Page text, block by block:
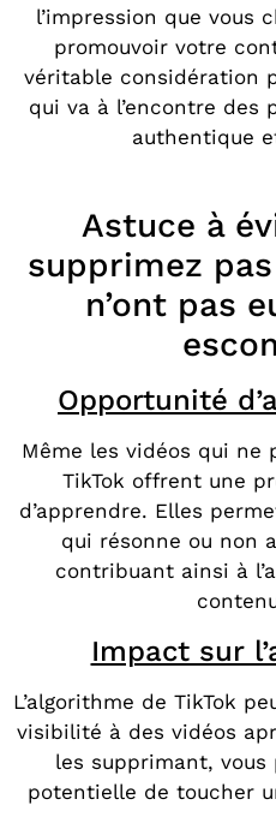
l’impression que vous
promouvoir votre
véritable considération
qui va à l’encontre des
authentique
Astuce à
supprimez
n’ont pas
Opportunité
Même les vidéos qui ne
TikTok offrent une
d’apprendre. Elles
qui résonne ou non
contribuant ainsi à
Impact sur
L’algorithme de TikTok
visibilité à des vidéos
les supprimant,
potentielle de toucher